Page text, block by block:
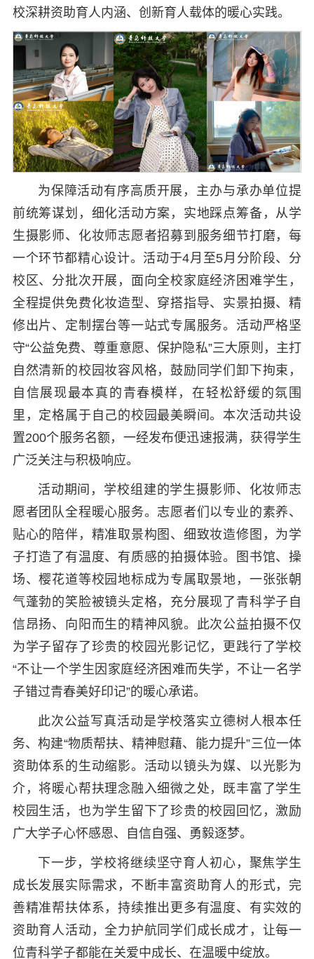
校深耕资助育人内涵、创新育人载体的暖心实践。
为保障活动有序高质开展，主办与承办单位提
前统筹谋划，细化活动方案，实地踩点筹备，从学
生摄影师、化妆师志愿者招募到服务细节打磨，每
一个环节都精心设计。活动于4月至5月分阶段、分
校区、分批次开展，面向全校家庭经济困难学生，
全程提供免费化妆造型、穿搭指导、实景拍摄、精
修出片、定制摆台等一站式专属服务。活动严格坚
守“公益免费、尊重意愿、保护隐私”三大原则，主打
自然清新的校园妆容风格，鼓励同学们卸下拘束，
自信展现最本真的青春模样，在轻松舒缓的氛围
里，定格属于自己的校园最美瞬间。本次活动共设
置200个服务名额，一经发布便迅速报满，获得学生
广泛关注与积极响应。
活动期间，学校组建的学生摄影师、化妆师志
愿者团队全程暖心服务。志愿者们以专业的素养、
贴心的陪伴，精准取景构图、细致妆造修图，为学
子打造了有温度、有质感的拍摄体验。图书馆、操
场、樱花道等校园地标成为专属取景地，一张张朝
气蓬勃的笑脸被镜头定格，充分展现了青科学子自
信昂扬、向阳而生的精神风貌。此次公益拍摄不仅
为学子留存了珍贵的校园光影记忆，更践行了学校
“不让一个学生因家庭经济困难而失学，不让一名学
子错过青春美好印记”的暖心承诺。
此次公益写真活动是学校落实立德树人根本任
务、构建“物质帮扶、精神慰藉、能力提升”三位一体
资助体系的生动缩影。活动以镜头为媒、以光影为
介，将暖心帮扶理念融入细微之处，既丰富了学生
校园生活，也为学生留下了珍贵的校园回忆，激励
广大学子心怀感恩、自信自强、勇毅逐梦。
下一步，学校将继续坚守育人初心，聚焦学生
成长发展实际需求，不断丰富资助育人的形式，完
善精准帮扶体系，持续推出更多有温度、有实效的
资助育人活动，全力护航同学们成长成才，让每一
位青科学子都能在关爱中成长、在温暖中绽放。